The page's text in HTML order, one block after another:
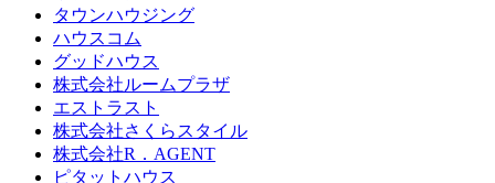
タウンハウジング
ハウスコム
グッドハウス
株式会社ルームプラザ
エストラスト
株式会社さくらスタイル
株式会社R．AGENT
ピタットハウス